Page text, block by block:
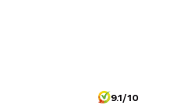
9.1/10